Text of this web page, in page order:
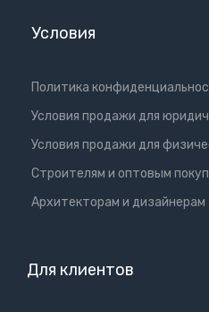
Условия
Политика
Условия продажи для
Условия продажи для
Cтроителям и оптовым
Aрхитекторам и дизайнерам
Для клиентов